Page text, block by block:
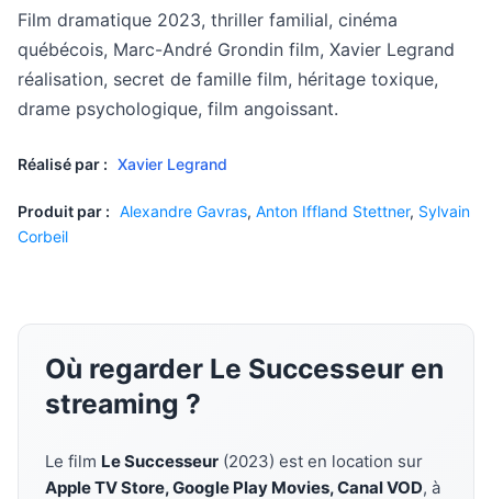
Film dramatique 2023, thriller familial, cinéma
québécois, Marc-André Grondin film, Xavier Legrand
réalisation, secret de famille film, héritage toxique,
drame psychologique, film angoissant.
Réalisé par : Xavier Legrand
Produit par : Alexandre Gavras, Anton Iffland Stettner, Sylvain
Corbeil
Où regarder Le Successeur en
streaming ?
Le film Le Successeur (2023) est en location sur
Apple TV Store, Google Play Movies, Canal VOD, à